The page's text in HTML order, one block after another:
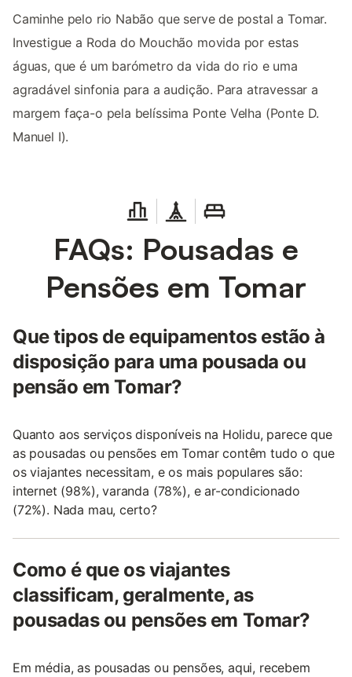
Caminhe pelo rio Nabão que serve de postal a Tomar.
Investigue a Roda do Mouchão movida por estas
águas, que é um barómetro da vida do rio e uma
agradável sinfonia para a audição. Para atravessar a
margem faça-o pela belíssima Ponte Velha (Ponte D.
Manuel I).
FAQs: Pousadas e
Pensões em Tomar
Que tipos de equipamentos estão à
disposição para uma pousada ou
pensão em Tomar?
Quanto aos serviços disponíveis na Holidu, parece que
as pousadas ou pensões em Tomar contêm tudo o que
os viajantes necessitam, e os mais populares são:
internet (98%), varanda (78%), e ar-condicionado
(72%). Nada mau, certo?
Como é que os viajantes
classificam, geralmente, as
pousadas ou pensões em Tomar?
Em média, as pousadas ou pensões, aqui, recebem